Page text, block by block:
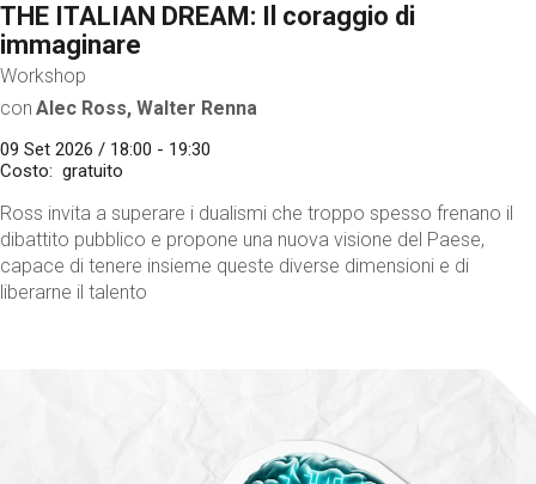
THE ITALIAN DREAM: Il coraggio di
immaginare
Workshop
con Alec Ross, Walter Renna
09 Set 2026 / 18:00 - 19:30
Costo
gratuito
Ross invita a superare i dualismi che troppo spesso frenano il
dibattito pubblico e propone una nuova visione del Paese,
capace di tenere insieme queste diverse dimensioni e di
liberarne il talento